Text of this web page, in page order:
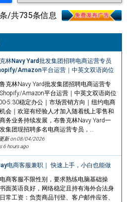
/共735条信息
林Navy Yard批发集团招聘电商运营专员
Amazon平台运营｜中英文双语岗位
克林Navy Yard批发集团招聘电商运营专
Amazon平台运营｜中英文双语岗位
5:30稳定办公｜市场营销方向｜纽约电商
会｜欢迎有经验人才加入随着线上零售和
务业务持续发展，布鲁克林Navy Yard一
集团现招聘多名电商运营专员，…
新 on08/04/2026
6 hours ago
电商客服兼职｜ 快速上手，小白也能做
商客服不限性别，要求熟练电脑基础操
面英语良好，网络稳定且持有海外合法身
常工资：负责商品刊登、客户邮件应答、